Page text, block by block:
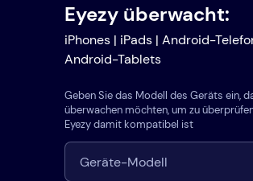
Eyezy überwacht:
iPhones | iPads | Android-
Android-Tablets
Geben Sie das Modell des Geräts ein,
überwachen möchten, um zu
Eyezy damit kompatibel ist